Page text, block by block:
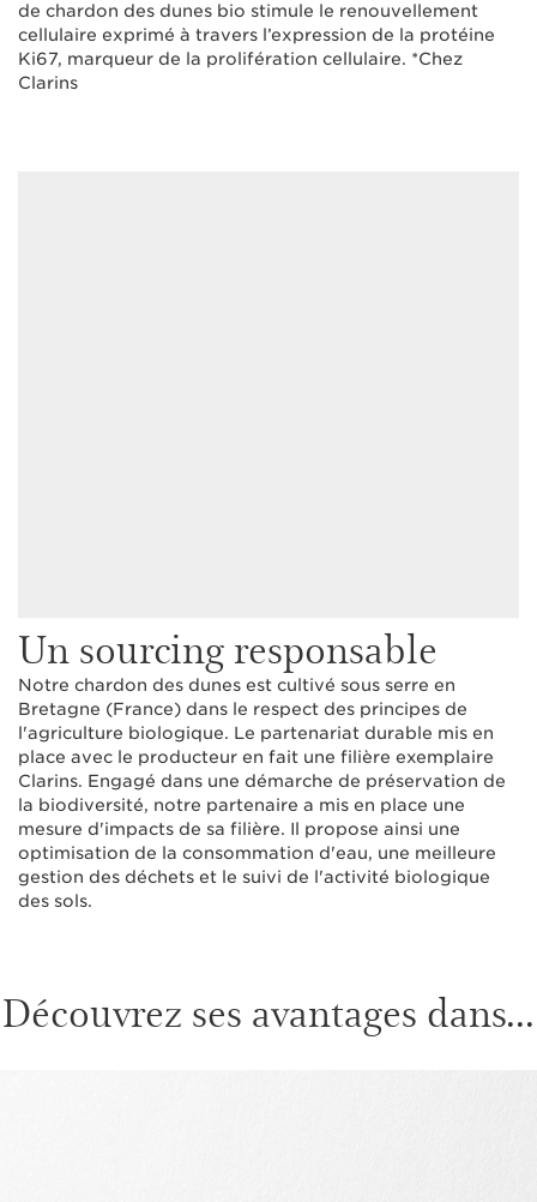
de chardon des dunes bio stimule le renouvellement
cellulaire exprimé à travers l’expression de la protéine
Ki67, marqueur de la prolifération cellulaire. *Chez
Clarins
Un sourcing responsable
Notre chardon des dunes est cultivé sous serre en
Bretagne (France) dans le respect des principes de
l'agriculture biologique. Le partenariat durable mis en
place avec le producteur en fait une filière exemplaire
Clarins. Engagé dans une démarche de préservation de
la biodiversité, notre partenaire a mis en place une
mesure d'impacts de sa filière. Il propose ainsi une
optimisation de la consommation d'eau, une meilleure
gestion des déchets et le suivi de l'activité biologique
des sols.
Découvrez ses avantages dans...